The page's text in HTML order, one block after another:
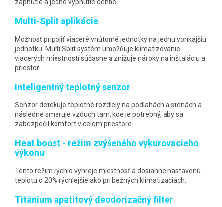
zapnutie a jedno vypnutie denne.
Multi-Split aplikácie
Možnosť pripojiť viaceré vnútorné jednotky na jednu vonkajšiu
jednotku. Multi Split systém umožňuje klimatizovanie
viacerých miestností súčasne a znižuje nároky na inštaláciu a
priestor.
Inteligentný teplotný senzor
Senzor detekuje teplotné rozdiely na podlahách a stenách a
následne smeruje vzduch tam, kde je potrebný, aby sa
zabezpečil komfort v celom priestore.
Heat boost - režim zvýšeného vykurovacieho
výkonu
Tento režim rýchlo vyhreje miestnosť a dosiahne nastavenú
teplotu o 20% rýchlejšie ako pri bežných klimatizáciách.
Titánium apatitový deodorizačný filter